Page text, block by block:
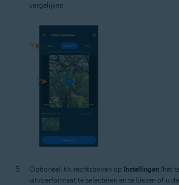
vergelijken.
Optioneel: tik rechtsboven op Instellingen (het
uitvoerformaat te selecteren en te kiezen of u